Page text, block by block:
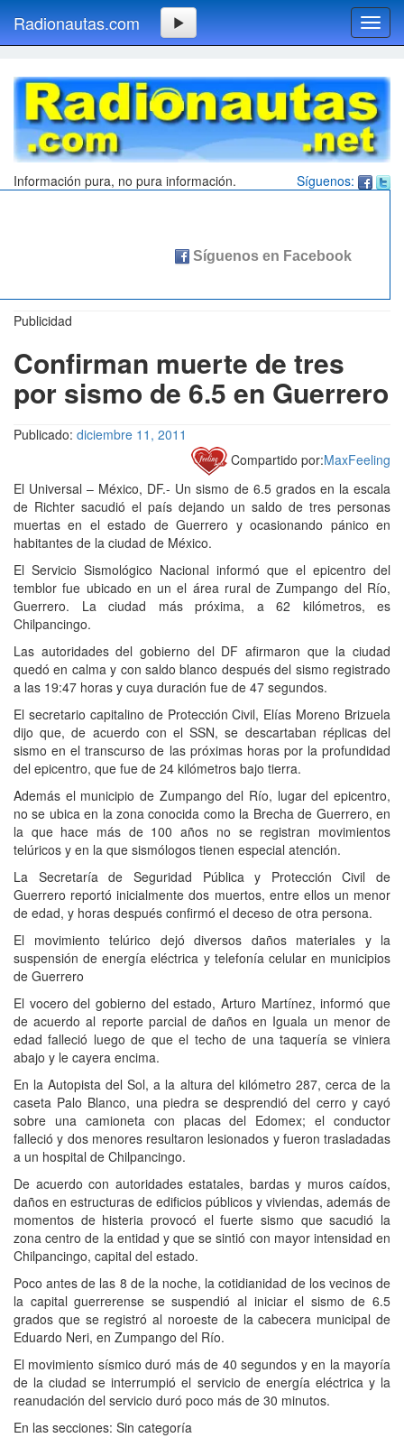
Radionautas.com
Síguenos:
Información pura, no pura información.
Publicidad
Confirman muerte de tres
por sismo de 6.5 en Guerrero
Publicado: diciembre 11, 2011
Compartido por:MaxFeeling
El Universal – México, DF.- Un sismo de 6.5 grados en la escala
de Richter sacudió el país dejando un saldo de tres personas
muertas en el estado de Guerrero y ocasionando pánico en
habitantes de la ciudad de México.
El Servicio Sismológico Nacional informó que el epicentro del
temblor fue ubicado en un el área rural de Zumpango del Río,
Guerrero. La ciudad más próxima, a 62 kilómetros, es
Chilpancingo.
Las autoridades del gobierno del DF afirmaron que la ciudad
quedó en calma y con saldo blanco después del sismo registrado
a las 19:47 horas y cuya duración fue de 47 segundos.
El secretario capitalino de Protección Civil, Elías Moreno Brizuela
dijo que, de acuerdo con el SSN, se descartaban réplicas del
sismo en el transcurso de las próximas horas por la profundidad
del epicentro, que fue de 24 kilómetros bajo tierra.
Además el municipio de Zumpango del Río, lugar del epicentro,
no se ubica en la zona conocida como la Brecha de Guerrero, en
la que hace más de 100 años no se registran movimientos
telúricos y en la que sismólogos tienen especial atención.
La Secretaría de Seguridad Pública y Protección Civil de
Guerrero reportó inicialmente dos muertos, entre ellos un menor
de edad, y horas después confirmó el deceso de otra persona.
El movimiento telúrico dejó diversos daños materiales y la
suspensión de energía eléctrica y telefonía celular en municipios
de Guerrero
El vocero del gobierno del estado, Arturo Martínez, informó que
de acuerdo al reporte parcial de daños en Iguala un menor de
edad falleció luego de que el techo de una taquería se viniera
abajo y le cayera encima.
En la Autopista del Sol, a la altura del kilómetro 287, cerca de la
caseta Palo Blanco, una piedra se desprendió del cerro y cayó
sobre una camioneta con placas del Edomex; el conductor
falleció y dos menores resultaron lesionados y fueron trasladadas
a un hospital de Chilpancingo.
De acuerdo con autoridades estatales, bardas y muros caídos,
daños en estructuras de edificios públicos y viviendas, además de
momentos de histeria provocó el fuerte sismo que sacudió la
zona centro de la entidad y que se sintió con mayor intensidad en
Chilpancingo, capital del estado.
Poco antes de las 8 de la noche, la cotidianidad de los vecinos de
la capital guerrerense se suspendió al iniciar el sismo de 6.5
grados que se registró al noroeste de la cabecera municipal de
Eduardo Neri, en Zumpango del Río.
El movimiento sísmico duró más de 40 segundos y en la mayoría
de la ciudad se interrumpió el servicio de energía eléctrica y la
reanudación del servicio duró poco más de 30 minutos.
En las secciones: Sin categoría